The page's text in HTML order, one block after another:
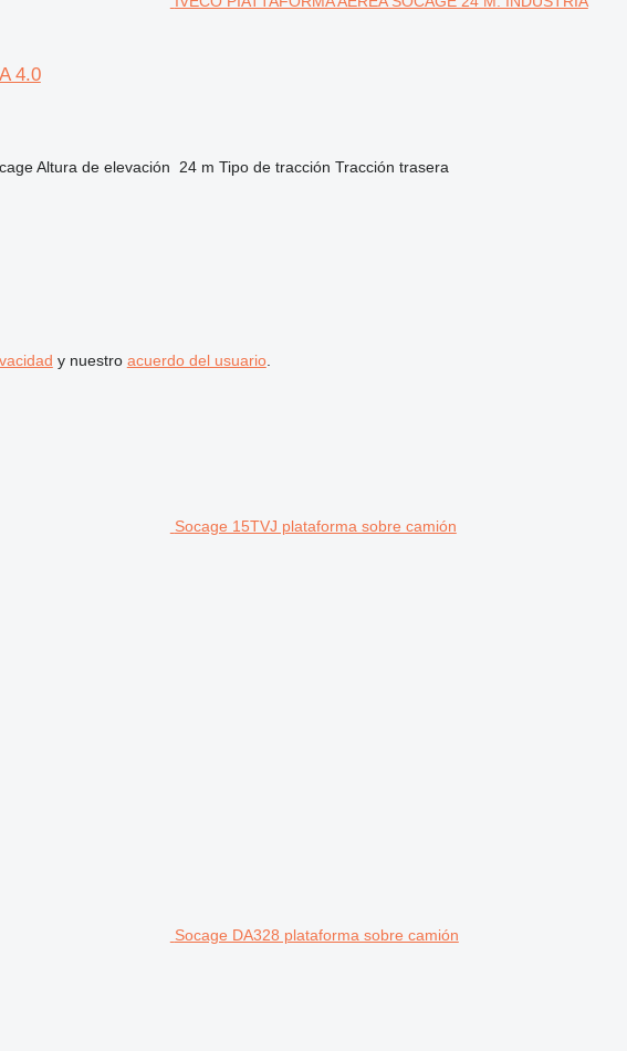
4.0
Altura de elevación 24 m Tipo de tracción Tracción trasera
y nuestro acuerdo del usuario.
Socage 15TVJ plataforma sobre camión
Socage DA328 plataforma sobre camión